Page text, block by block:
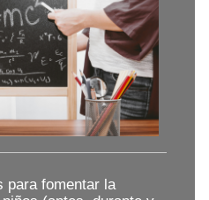
para fomentar la